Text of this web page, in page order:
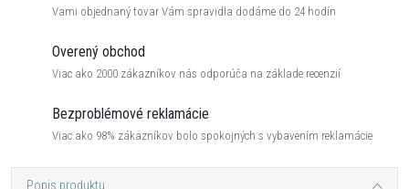
Vami objednaný tovar Vám spravidla dodáme do 24 hodín
Overený obchod
Viac ako 2000 zákazníkov nás odporúča na základe recenzií
Bezproblémové reklamácie
Viac ako 98% zákazníkov bolo spokojných s vybavením reklamácie
Popis produktu